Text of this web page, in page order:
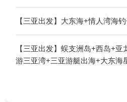
【三亚出发】大东海+情人湾海
【三亚出发】蜈支洲岛+西岛+
游三亚湾+三亚游艇出海+大东海